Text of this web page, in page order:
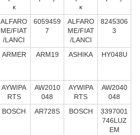
к
к
ALFARO
ME/FIAT
/LANCI
6059459
7
ALFARO
ME/FIAT
/LANCI
8245306
3
ARMER ARM19 ASHIKA HY048U
AYWIPA
RTS
AW2010
048
AYWIPA
RTS
AW2040
048
BOSCH AR728S BOSCH
3397001
746LUZ
EM